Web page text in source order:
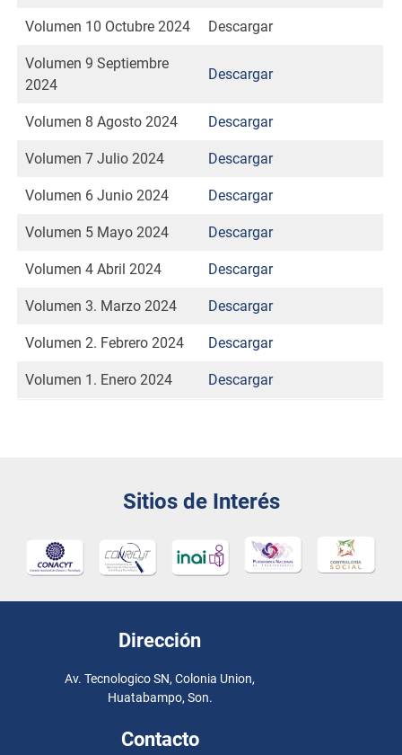
Volumen 10 Octubre 2024 Descargar
Volumen 9 Septiembre
2024
Descargar
Volumen 8 Agosto 2024 Descargar
Volumen 7 Julio 2024 Descargar
Volumen 6 Junio 2024 Descargar
Volumen 5 Mayo 2024 Descargar
Volumen 4 Abril 2024 Descargar
Volumen 3. Marzo 2024 Descargar
Volumen 2. Febrero 2024 Descargar
Volumen 1. Enero 2024 Descargar
Sitios de Interés
Dirección
Av. Tecnologico SN, Colonia Union,
Huatabampo, Son.
Contacto